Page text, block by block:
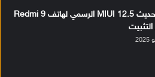
تحميل تحديث MIUI 12.5 الرسمي لهاتف Redmi 9